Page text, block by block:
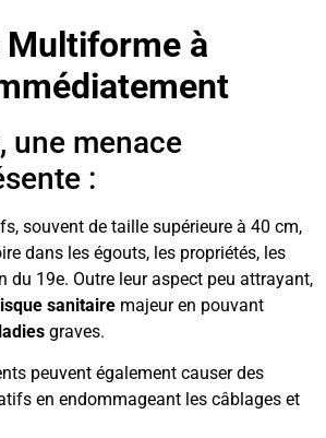
Multiforme à
une menace
:
souvent de taille supérieure à 40 cm,
dans les égouts, les propriétés, les
du 19e. Outre leur aspect peu attrayant,
sanitaire majeur en pouvant
graves.
peuvent également causer des
en endommageant les câblages et